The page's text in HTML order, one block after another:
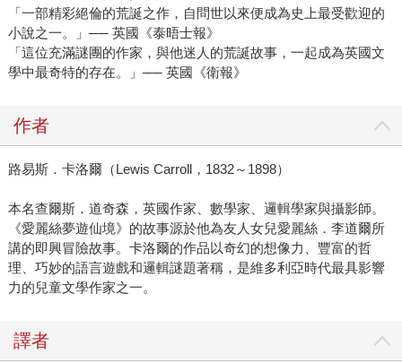
「一部精彩絕倫的荒誕之作，自問世以來便成為史上最受歡迎的
小說之一。」── 英國《泰晤士報》
「這位充滿謎團的作家，與他迷人的荒誕故事，一起成為英國文
學中最奇特的存在。」── 英國《衛報》
作者
路易斯．卡洛爾（Lewis Carroll，1832～1898）
本名查爾斯．道奇森，英國作家、數學家、邏輯學家與攝影師。
《愛麗絲夢遊仙境》的故事源於他為友人女兒愛麗絲．李道爾所
講的即興冒險故事。卡洛爾的作品以奇幻的想像力、豐富的哲
理、巧妙的語言遊戲和邏輯謎題著稱，是維多利亞時代最具影響
力的兒童文學作家之一。
譯者